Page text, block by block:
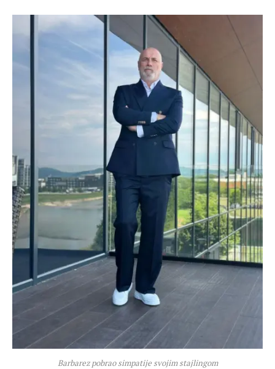
Barbarez pobrao simpatije svojim stajlingom